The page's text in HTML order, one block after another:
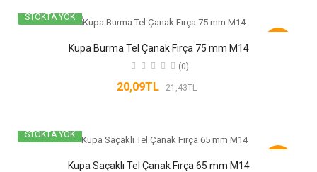
STOKTA YOK
Kupa Burma Tel Çanak Fırça 75 mm M14
(0)
20,09TL 21,43TL
STOKTA YOK
Kupa Saçaklı Tel Çanak Fırça 65 mm M14